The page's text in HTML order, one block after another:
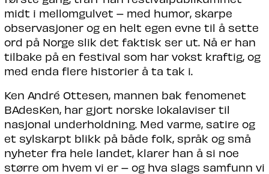
midt i mellomgulvet – med humor, skarpe
observasjoner og en helt egen evne til å sette
ord på Norge slik det faktisk ser ut. Nå er han
tilbake på en festival som har vokst kraftig, og
med enda flere historier å ta tak i.
Ken André Ottesen, mannen bak fenomenet
BAdesKen, har gjort norske lokalaviser til
nasjonal underholdning. Med varme, satire og
et sylskarpt blikk på både folk, språk og små
nyheter fra hele landet, klarer han å si noe
større om hvem vi er – og hva slags samfunn vi